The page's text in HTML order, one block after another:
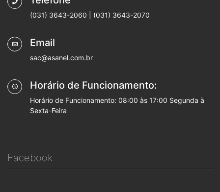
(031) 3643-2060 | (031) 3643-2070
Email
sac@asanel.com.br
Horário de Funcionamento:
Horário de Funcionamento: 08:00 às 17:00 Segunda à
Sexta-Feira
Facebook